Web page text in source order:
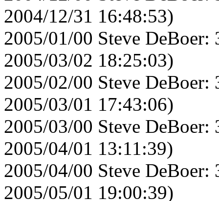
2004/12/31 16:48:53)
2005/01/00 Steve
2005/03/02 18:25:03)
2005/02/00 Steve
2005/03/01 17:43:06)
2005/03/00 Steve
2005/04/01 13:11:39)
2005/04/00 Steve
2005/05/01 19:00:39)